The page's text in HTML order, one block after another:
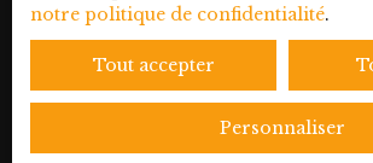
équipée de
doubles vitrages,
de volets
électriques et
d’une chaudière
61311, 41013 BLOIS CEDEX.
Pour en savoir plus sur le
vos données personnelles,
consulter notrepolitique de
notre politique de confidentialité.
Tout accepter
Personnaliser